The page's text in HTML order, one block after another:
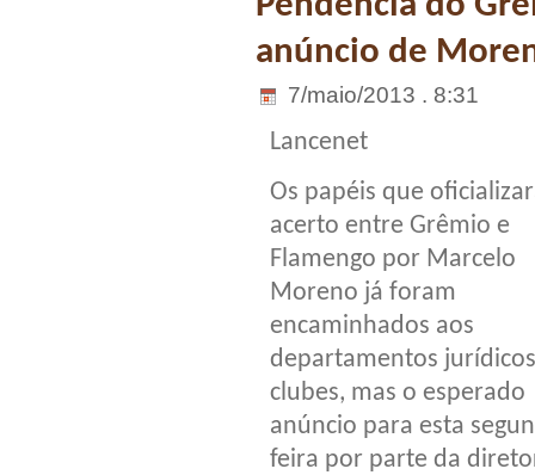
anúncio de
7/maio/2013 . 8:31
Lancenet
Os papéis que
acerto entre Grêmio e
Flamengo por Marcelo
Moreno já foram
encaminhados aos
departamentos
clubes, mas o esperado
anúncio para esta
feira por parte da